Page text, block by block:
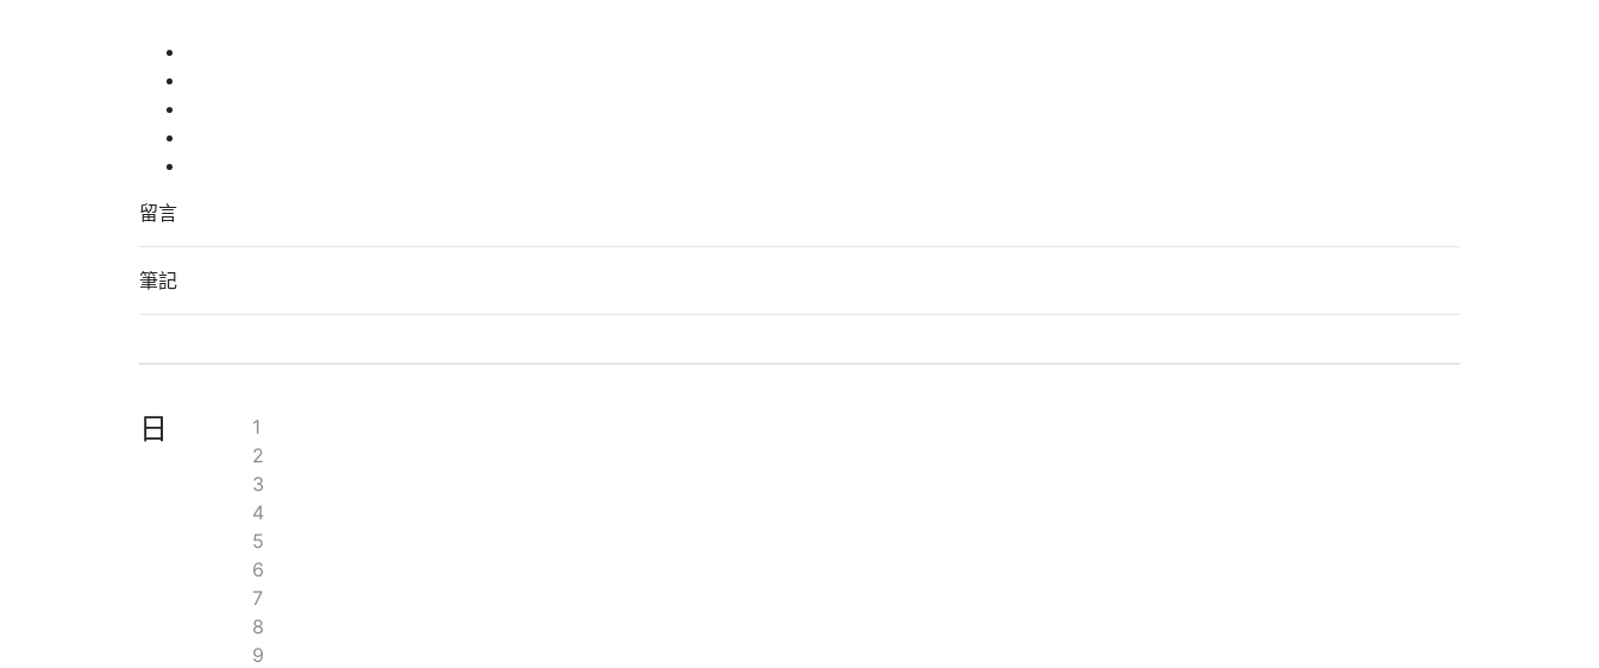
留言
筆記
日
1
2
3
4
5
6
7
8
9